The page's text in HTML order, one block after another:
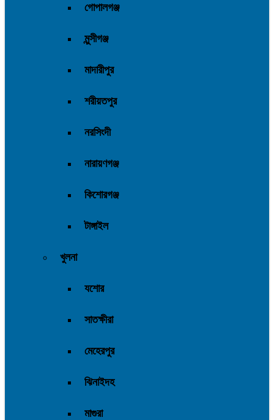
গোপালগঞ্জ
মুন্সীগঞ্জ
মাদারীপুর
শরীয়তপুর
নরসিংদী
নারায়ণগঞ্জ
কিশোরগঞ্জ
টাঙ্গাইল
খুলনা
যশোর
সাতক্ষীরা
মেহেরপুর
ঝিনাইদহ
মাগুরা